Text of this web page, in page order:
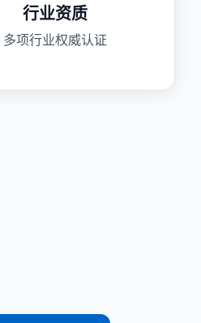
行业资质
多项行业权威认证